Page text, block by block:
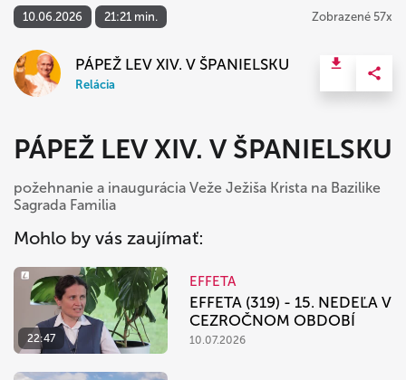
10.06.2026 21:21 min. Zobrazené 57x
PÁPEŽ LEV XIV. V ŠPANIELSKU
Relácia
PÁPEŽ LEV XIV. V ŠPANIELSKU
požehnanie a inaugurácia Veže Ježiša Krista na Bazilike
Sagrada Familia
Mohlo by vás zaujímať:
22:47
EFFETA
EFFETA (319) - 15. NEDEĽA V
CEZROČNOM OBDOBÍ
10.07.2026